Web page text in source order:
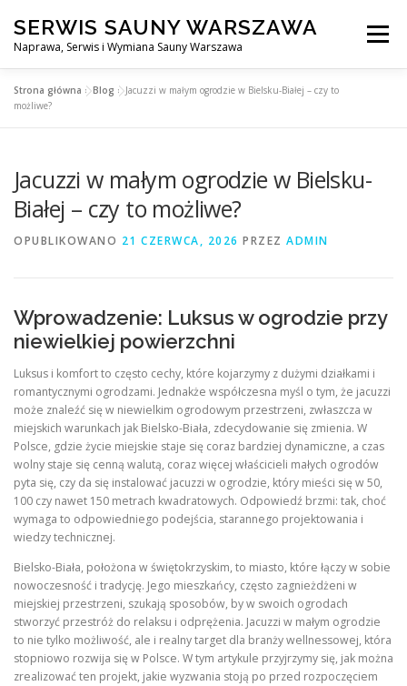
treści
SERWIS SAUNY WARSZAWA
Naprawa, Serwis i Wymiana Sauny Warszawa
Menu
SERWIS DO SAUNY WARSZAWA
Strona główna »Blog »Jacuzzi w małym ogrodzie w Bielsku-Białej – czy to
możliwe?
Jacuzzi w małym ogrodzie w Bielsku-
Białej – czy to możliwe?
OPUBLIKOWANO 21 CZERWCA, 2026 PRZEZ ADMIN
Wprowadzenie: Luksus w ogrodzie przy
niewielkiej powierzchni
Luksus i komfort to często cechy, które kojarzymy z dużymi działkami i
romantycznymi ogrodzami. Jednakże współczesna myśl o tym, że jacuzzi
może znaleźć się w niewielkim ogrodowym przestrzeni, zwłaszcza w
miejskich warunkach jak Bielsko-Biała, zdecydowanie się zmienia. W
Polsce, gdzie życie miejskie staje się coraz bardziej dynamiczne, a czas
wolny staje się cenną walutą, coraz więcej właścicieli małych ogrodów
pyta się, czy da się instalować jacuzzi w ogrodzie, który mieści się w 50,
100 czy nawet 150 metrach kwadratowych. Odpowiedź brzmi: tak, choć
wymaga to odpowiedniego podejścia, starannego projektowania i
wiedzy technicznej.
Bielsko-Biała, położona w świętokrzyskim, to miasto, które łączy w sobie
nowoczesność i tradycję. Jego mieszkańcy, często zagnieżdżeni w
miejskiej przestrzeni, szukają sposobów, by w swoich ogrodach
stworzyć przestróż do relaksu i odprężenia. Jacuzzi w małym ogrodzie
to nie tylko możliwość, ale i realny target dla branży wellnessowej, która
stopniowo rozwija się w Polsce. W tym artykule przyjrzymy się, jak można
zrealizować ten projekt, jakie wyzwania stoją po przed rozpoczęciem